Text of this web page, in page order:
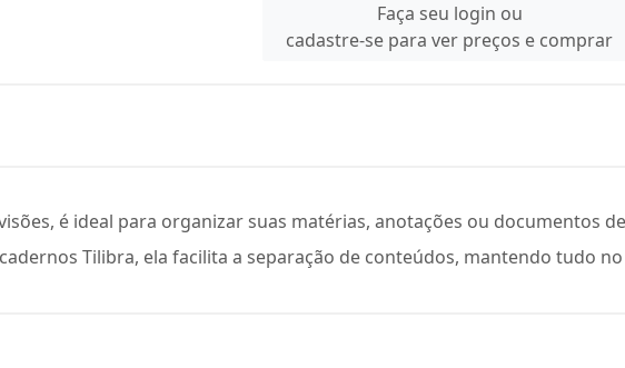
Faça seu login ou
cadastre-se para ver preços e comprar
é ideal para organizar suas matérias, anotações ou documentos
Tilibra, ela facilita a separação de conteúdos, mantendo tudo no